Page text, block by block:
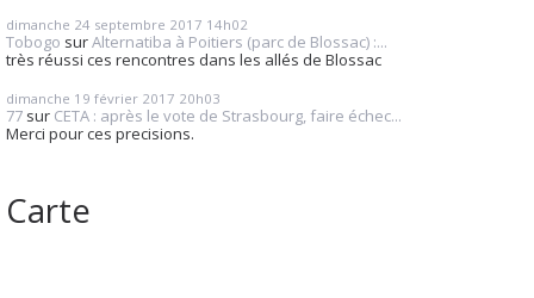
dimanche 24 septembre 2017 14h02
Tobogo surAlternatiba à Poitiers (parc de Blossac) :...
très réussi ces rencontres dans les allés de Blossac
dimanche 19 février 2017 20h03
77 sur CETA : après le vote de Strasbourg, faire échec...
Merci pour ces precisions.
Carte